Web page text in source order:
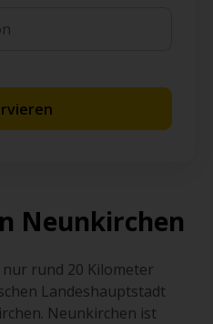
Neunkirchen
rund 20 Kilometer
Landeshauptstadt
Neunkirchen ist